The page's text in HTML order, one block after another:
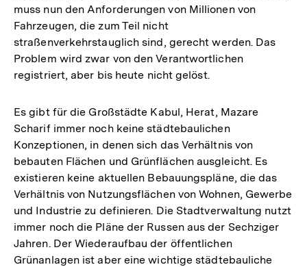
muss nun den Anforderungen von Millionen von
Fahrzeugen, die zum Teil nicht
straßenverkehrstauglich sind, gerecht werden. Das
Problem wird zwar von den Verantwortlichen
registriert, aber bis heute nicht gelöst.
Es gibt für die Großstädte Kabul, Herat, Mazare
Scharif immer noch keine städtebaulichen
Konzeptionen, in denen sich das Verhältnis von
bebauten Flächen und Grünflächen ausgleicht. Es
existieren keine aktuellen Bebauungspläne, die das
Verhältnis von Nutzungsflächen von Wohnen, Gewerbe
und Industrie zu definieren. Die Stadtverwaltung nutzt
immer noch die Pläne der Russen aus der Sechziger
Jahren. Der Wiederaufbau der öffentlichen
Grünanlagen ist aber eine wichtige städtebauliche